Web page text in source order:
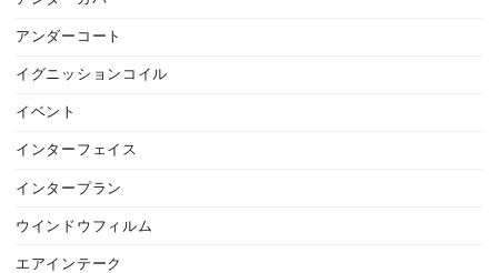
アンダーコート
イグニッションコイル
イベント
インターフェイス
インタープラン
ウインドウフィルム
エアインテーク